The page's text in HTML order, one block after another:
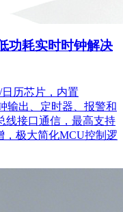
功耗实时时钟解决
日历芯片，内置
输出、定时器、报警和
线接口通信，最高支持
，极大简化MCU控制逻